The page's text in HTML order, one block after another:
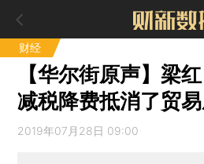
财经
【华尔街原声】梁
减税降费抵消了贸
2019年07月28日 09:00